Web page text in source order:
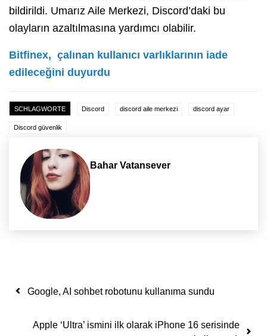
bildirildi. Umarız Aile Merkezi, Discord’daki bu
olayların azaltılmasına yardımcı olabilir.
Bitfinex, çalınan kullanıcı varlıklarının iade
edileceğini duyurdu
SCHLAGWORTE Discord discord aile merkezi discord ayar
Discord güvenlik
Bahar Vatansever
Yazı dolaşımı
Google, AI sohbet robotunu kullanıma sundu
Apple ‘Ultra’ ismini ilk olarak iPhone 16 serisinde